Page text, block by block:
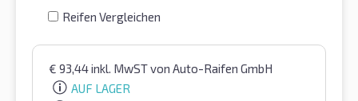
Reifen Vergleichen
€ 93,44inkl. MwSTvon Auto-Raifen GmbH
AUF LAGER